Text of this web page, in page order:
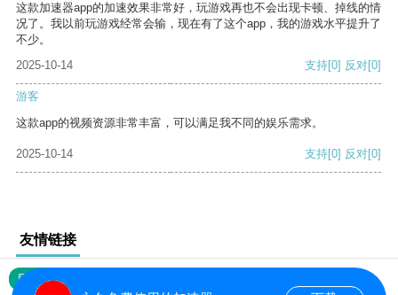
这款加速器app的加速效果非常好，玩游戏再也不会出现卡顿、掉线的情
况了。我以前玩游戏经常会输，现在有了这个app，我的游戏水平提升了
不少。
2025-10-14
支持[0] 反对[0]
游客
这款app的视频资源非常丰富，可以满足我不同的娱乐需求。
2025-10-14 支持[0] 反对[0]
友情链接
网站地图